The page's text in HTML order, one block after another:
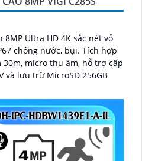
8MP Ultra HD 4K sắc nét vỏ
nước, bụi. Tích hợp
micro thu âm, hỗ trợ cấp
và lưu trữ MicroSD 256GB